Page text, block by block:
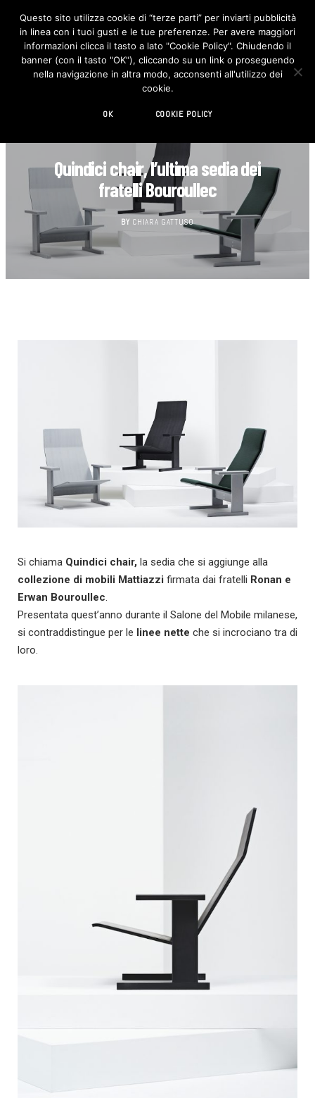
F
c
e
b
o
I
n
s
t
Quindici chair, l’ultima sedia dei
fratelli Bouroullec
BY CHIARA GATTUSO
Si chiama Quindici chair, la sedia che si aggiunge alla
collezione di mobili Mattiazzi firmata dai fratelli Ronan e
Erwan Bouroullec
Presentata quest’anno durante il Salone del Mobile milanese,
si contraddistingue per le linee nette che si incrociano tra di
loro.
Questo sito utilizza cookie di “terze parti” per inviarti pubblicità
in linea con i tuoi gusti e le tue preferenze. Per avere maggiori
informazioni clicca il tasto a lato "Cookie Policy". Chiudendo il
banner (con il tasto "OK"), cliccando su un link o proseguendo
nella navigazione in altra modo, acconsenti all'utilizzo dei
cookie.
OK COOKIE POLICY